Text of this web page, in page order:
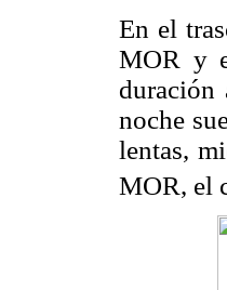
En el
MOR y
duración
noche
lentas,
MOR, el